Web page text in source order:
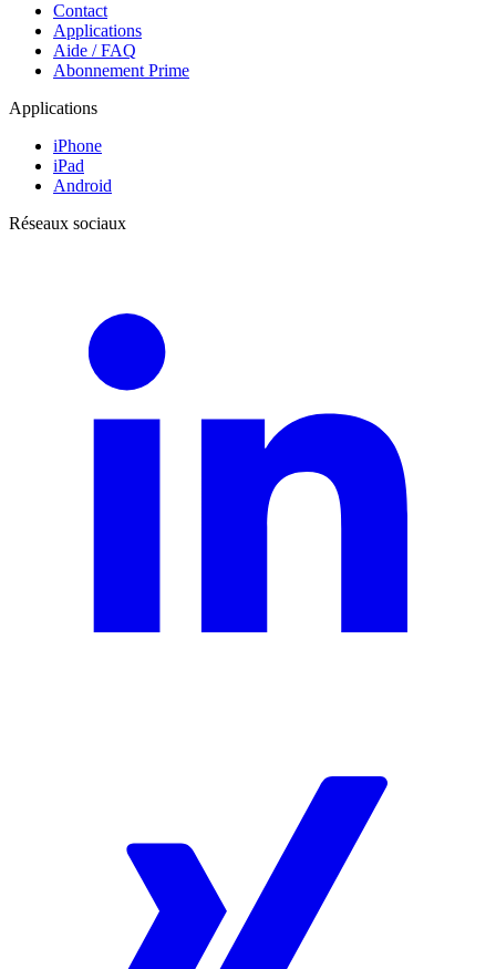
Contact
Applications
Aide / FAQ
Abonnement Prime
Applications
iPhone
iPad
Android
Réseaux sociaux